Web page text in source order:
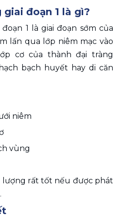
đoạn 1 là gì?
1 là giai đoạn sớm của
lấn qua lớp niêm mạc vào
cơ của thành đại tràng
bạch huyết hay di căn
niêm
vùng
lượng rất tốt nếu được phát